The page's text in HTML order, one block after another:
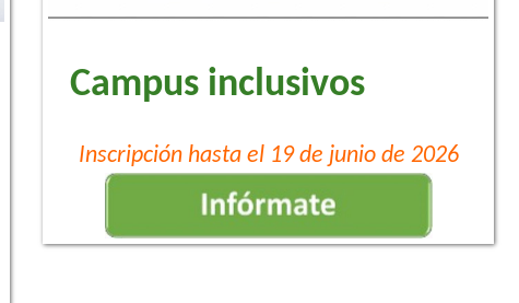
Campus inclusivos
Inscripción hasta el 19 de junio de 2026